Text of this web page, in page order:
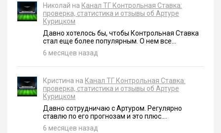
Николай на Канал ТГ Контрольная Ставка:
проверка, статистика и отзывы об Артуре
Курицком
Давно хотелось бы, чтобы Контрольная Ставка
стал еще более популярным. О нем все...
6 месяцев назад
Кристина на Канал ТГ Контрольная Ставка:
проверка, статистика и отзывы об Артуре
Курицком
Давно сотрудничаю с Артуром. Регулярно
ставлю по его прогнозам и это плюс....
6 месяцев назад